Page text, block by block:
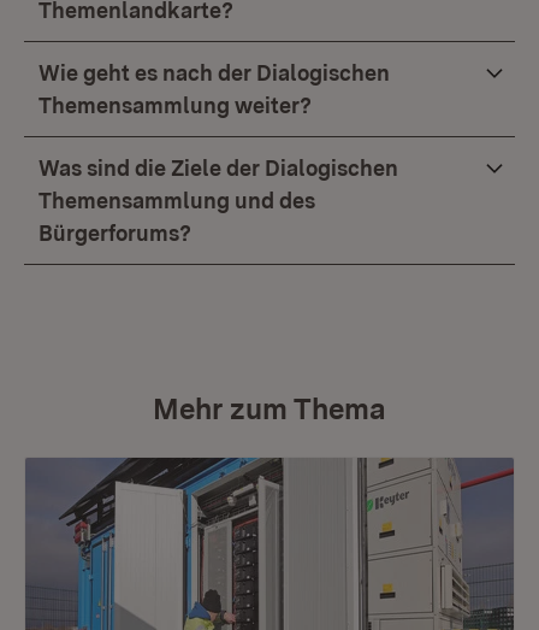
Themenlandkarte?
Wie geht es nach der Dialogischen
Themensammlung weiter?
Was sind die Ziele der Dialogischen
Themensammlung und des
Bürgerforums?
Mehr zum Thema